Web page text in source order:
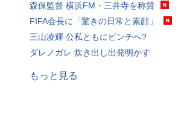
森保監督 横浜FM・三井寺を称賛
FIFA会長に「驚きの日常と素顔」
三山凌輝 公私ともにピンチへ?
ダレノガレ 炊き出し出発明かす
もっと見る